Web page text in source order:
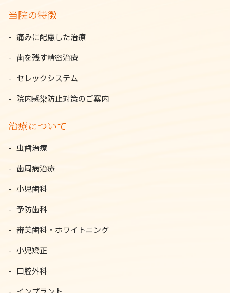
当院の特徴
痛みに配慮した治療
歯を残す精密治療
セレックシステム
院内感染防止対策のご案内
治療について
虫歯治療
歯周病治療
小児歯科
予防歯科
審美歯科・ホワイトニング
小児矯正
口腔外科